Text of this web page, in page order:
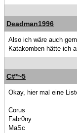
Deadman1996
Also ich wäre auch
Katakomben hätte ich
C#*~5
Okay, hier mal eine
Corus
Fabr0ny
MaSc